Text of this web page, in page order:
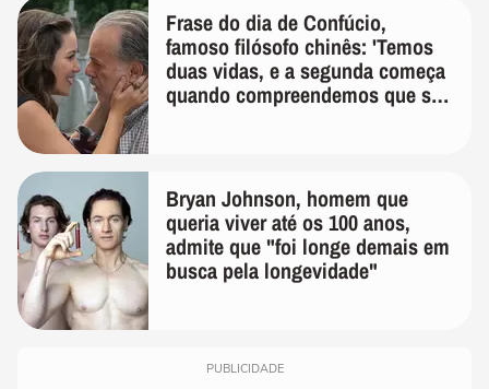
Frase do dia de Confúcio,
famoso filósofo chinês: 'Temos
duas vidas, e a segunda começa
quando compreendemos que só
Bryan Johnson, homem que
queria viver até os 100 anos,
admite que "foi longe demais em
busca pela longevidade"
PUBLICIDADE